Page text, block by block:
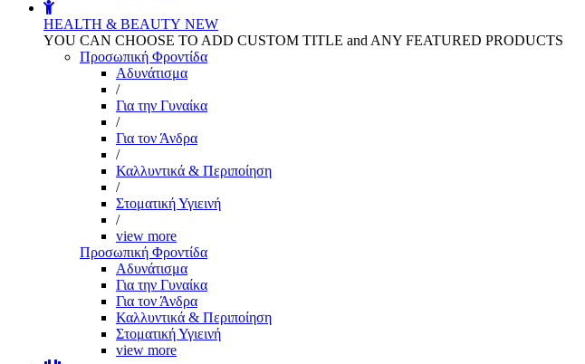
HEALTH & BEAUTY NEW
YOU CAN CHOOSE TO ADD CUSTOM TITLE and ANY FEATURED PRODUCTS
Προσωπική Φροντίδα
Αδυνάτισμα
/
Για την Γυναίκα
/
Για τον Άνδρα
/
Καλλυντικά & Περιποίηση
/
Στοματική Υγιεινή
/
view more
Προσωπική Φροντίδα
Αδυνάτισμα
Για την Γυναίκα
Για τον Άνδρα
Καλλυντικά & Περιποίηση
Στοματική Υγιεινή
view more